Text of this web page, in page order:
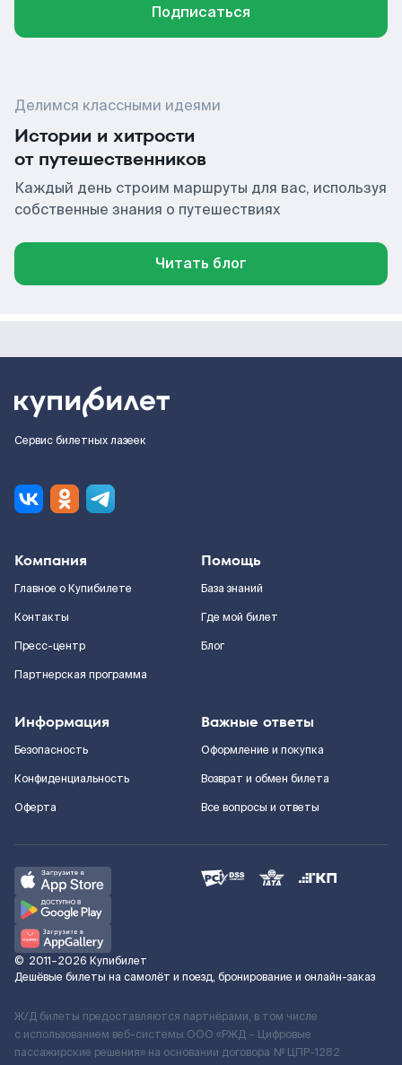
Подписаться
Делимся классными идеями
Истории и хитрости
от путешественников
Каждый день строим маршруты для вас, используя
собственные знания о путешествиях
Читать блог
Сервис билетных лазеек
Компания
Главное о Купибилете
Контакты
Пресс-центр
Партнерская программа
Помощь
База знаний
Где мой билет
Блог
Информация
Безопасность
Конфиденциальность
Оферта
Важные ответы
Оформление и покупка
Возврат и обмен билета
Все вопросы и ответы
© 2011–2026 Купибилет
Дешёвые билеты на самолёт и поезд, бронирование и онлайн-заказ
Ж/Д билеты предоставляются партнёрами, в том числе
с использованием веб-системы ООО «РЖД – Цифровые
пассажирские решения» на основании договора № ЦПР-1282